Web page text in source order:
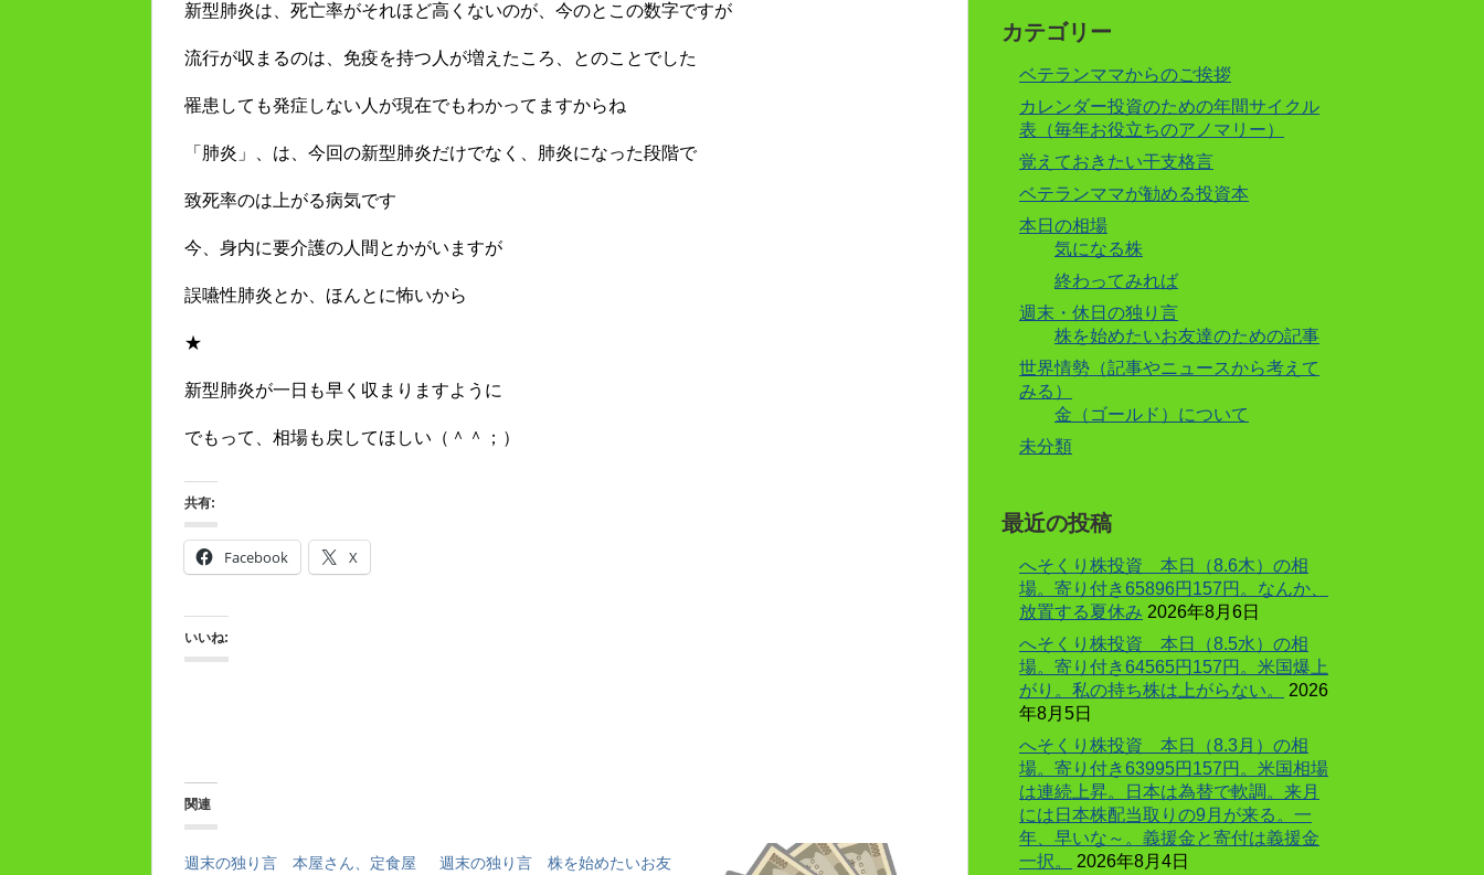
新型肺炎は、死亡率がそれほど高くないのが、今のとこの数字ですが
流行が収まるのは、免疫を持つ人が増えたころ、とのことでした
罹患しても発症しない人が現在でもわかってますからね
「肺炎」、は、今回の新型肺炎だけでなく、肺炎になった段階で
致死率のは上がる病気です
今、身内に要介護の人間とかがいますが
誤嚥性肺炎とか、ほんとに怖いから
★
新型肺炎が一日も早く収まりますように
でもって、相場も戻してほしい（＾＾；）
共有:
Facebook X
いいね:
関連
週末の独り言 本屋さん、定食屋
週末の独り言 株を始めたいお友
カテゴリー
ベテランママからのご挨拶
カレンダー投資のための年間サイクル
表（毎年お役立ちのアノマリー）
覚えておきたい干支格言
ベテランママが勧める投資本
本日の相場
気になる株
終わってみれば
週末・休日の独り言
株を始めたいお友達のための記事
世界情勢（記事やニュースから考えて
みる）
金（ゴールド）について
未分類
最近の投稿
へそくり株投資 本日（8.6木）の相
場。寄り付き65896円157円。なんか、
放置する夏休み 2026年8月6日
へそくり株投資 本日（8.5水）の相
場。寄り付き64565円157円。米国爆上
がり。私の持ち株は上がらない。
2026
年8月5日
へそくり株投資 本日（8.3月）の相
場。寄り付き63995円157円。米国相場
は連続上昇。日本は為替で軟調。来月
には日本株配当取りの9月が来る。一
年、早いな～。義援金と寄付は義援金
一択。
2026年8月4日